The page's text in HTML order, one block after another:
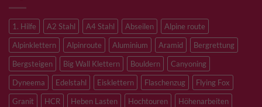
1. Hilfe A2 Stahl A4 Stahl Abseilen
Alpine route
Alpinklettern
Alpinroute Aluminium Aramid
Bergrettung
Bergsteigen
Big Wall Klettern Bouldern
Canyoning
Dyneema
Edelstahl Eisklettern Flaschenzug
Flying Fox
Granit
HCR Heben Lasten Hochtouren
Höhenarbeiten